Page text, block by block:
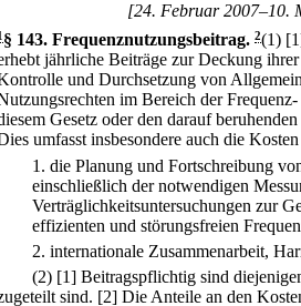
[24. Februar 2007–10.
§ 143. Frequenznutzungsbeitrag. 2(1)
jährliche Beiträge zur Deckung
und Durchsetzung von
im Bereich der
Gesetz oder den darauf
umfasst insbesondere auch die
1. die Planung und Fortschreibung
einschließlich der notwendigen
Verträglichkeitsuntersuchungen zur
effizienten und störungsfreien
2. internationale Zusammenarbeit,
(2) [1] Beitragspflichtig sind
sind. [2] Die Anteile an den